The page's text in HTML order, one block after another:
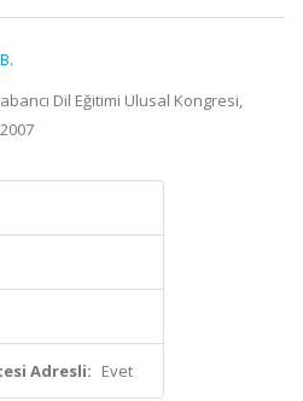
Dil Eğitimi Ulusal Kongresi,
Adresli: Evet